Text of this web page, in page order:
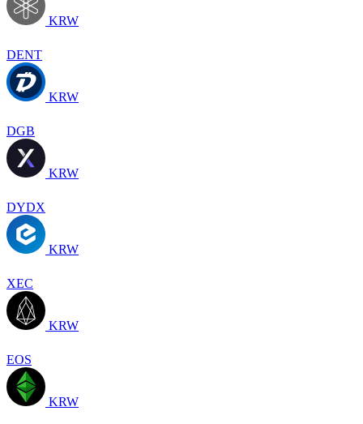
KRW
DENT
KRW
DGB
KRW
DYDX
KRW
XEC
KRW
EOS
KRW